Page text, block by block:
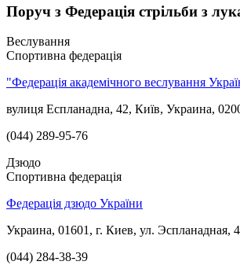
Поруч з Федерація стрільби з
Веслування
Спортивна федерація
"Федерація академічного веслування
вулиця Еспланадна, 42, Київ, Украина,
(044) 289-95-76
Дзюдо
Спортивна федерація
Федерація дзюдо України
Украина, 01601, г. Киев, ул. Эспланадная,
(044) 284-38-39